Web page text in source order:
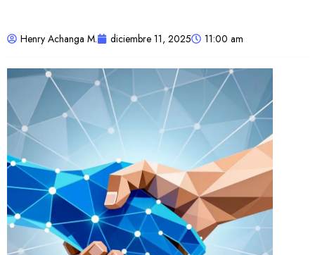
Henry Achanga M. diciembre 11, 2025 11:00 am